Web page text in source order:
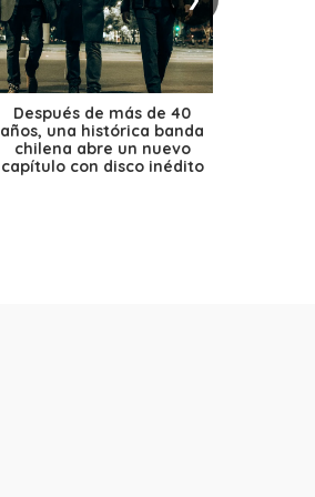
Después de más de 40
años, una histórica banda
chilena abre un nuevo
capítulo con disco inédito